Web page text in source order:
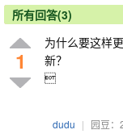
所有回答(3)
1
为什么要这样
新？

dudu | 园豆